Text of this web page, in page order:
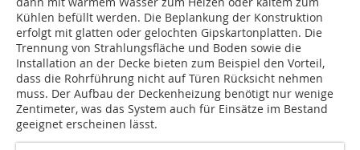
Kühlen befüllt werden. Die Beplankung der Konstruktion
erfolgt mit glatten oder gelochten Gipskartonplatten. Die
Trennung von Strahlungsfläche und Boden sowie die
Installation an der Decke bieten zum Beispiel den Vorteil,
dass die Rohrführung nicht auf Türen Rücksicht nehmen
muss. Der Aufbau der Deckenheizung benötigt nur wenige
Zentimeter, was das System auch für Einsätze im Bestand
geeignet erscheinen lässt.